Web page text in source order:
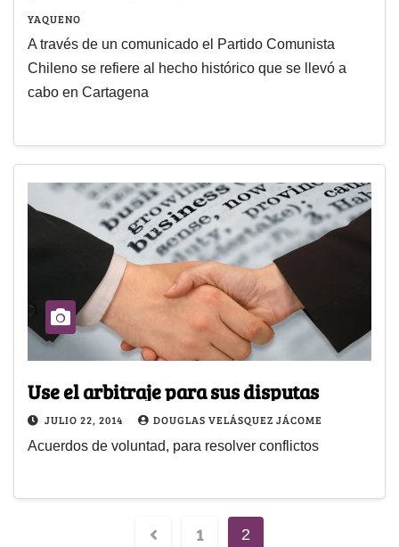
YAQUENO
A través de un comunicado el Partido Comunista
Chileno se refiere al hecho histórico que se llevó a
cabo en Cartagena
Use el arbitraje para sus disputas
JULIO 22, 2014 DOUGLAS VELÁSQUEZ JÁCOME
Acuerdos de voluntad, para resolver conflictos
1 2